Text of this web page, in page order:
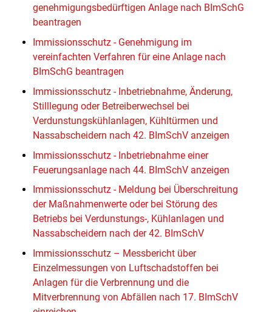
genehmigungsbedürftigen Anlage nach BImSchG
beantragen
Immissionsschutz - Genehmigung im
vereinfachten Verfahren für eine Anlage nach
BImSchG beantragen
Immissionsschutz - Inbetriebnahme, Änderung,
Stilllegung oder Betreiberwechsel bei
Verdunstungskühlanlagen, Kühltürmen und
Nassabscheidern nach 42. BImSchV anzeigen
Immissionsschutz - Inbetriebnahme einer
Feuerungsanlage nach 44. BImSchV anzeigen
Immissionsschutz - Meldung bei Überschreitung
der Maßnahmenwerte oder bei Störung des
Betriebs bei Verdunstungs-, Kühlanlagen und
Nassabscheidern nach der 42. BImSchV
Immissionsschutz – Messbericht über
Einzelmessungen von Luftschadstoffen bei
Anlagen für die Verbrennung und die
Mitverbrennung von Abfällen nach 17. BImSchV